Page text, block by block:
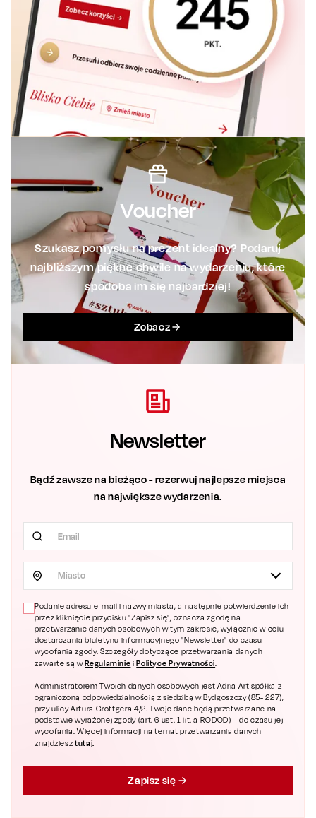
Voucher
Szukasz pomysłu na prezent idealny? Podaruj
najbliższym piękne chwile na wydarzeniu, które
spodoba im się najbardziej!
Zobacz
Newsletter
Bądź zawsze na bieżąco - rezerwuj najlepsze miejsca
na największe wydarzenia.
Miasto
Podanie adresu e-mail i nazwy miasta, a następnie potwierdzenie ich
przez kliknięcie przycisku "Zapisz się", oznacza zgodę na
przetwarzanie danych osobowych w tym zakresie, wyłącznie w celu
dostarczania biuletynu informacyjnego "Newsletter" do czasu
wycofania zgody. Szczegóły dotyczące przetwarzania danych
zawarte są wRegulaminie i Polityce Prywatności.
Administratorem Twoich danych osobowych jest Adria Art spółka z
ograniczoną odpowiedzialnością z siedzibą w Bydgoszczy (85- 227),
przy ulicy Artura Grottgera 4/2. Twoje dane będą przetwarzane na
podstawie wyrażonej zgody (art. 6 ust. 1 lit. a RODOD) – do czasu jej
wycofania. Więcej informacji na temat przetwarzania danych
znajdziesztutaj.
Zapisz się